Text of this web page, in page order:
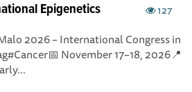
127
Epigenetics
2026 – International Congress in
November 17–18, 2026📍